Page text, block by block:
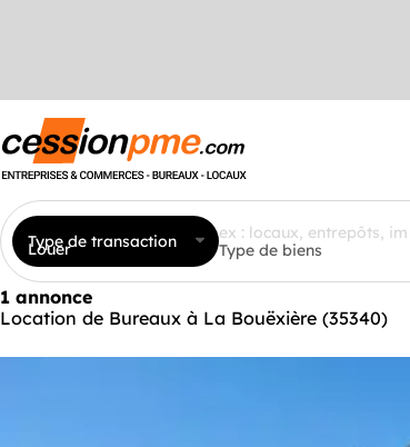
Type de transaction
Louer Type de biens
1 annonce
Location de Bureaux à La Bouëxière (35340)